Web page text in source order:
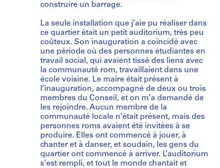
construire un barrage.
La seule installation que j’aie pu réaliser dans
ce quartier était un petit auditorium, très peu
coûteux. Son inauguration a coïncidé avec
une période où des personnes étudiantes en
travail social, qui avaient tissé des liens avec
la communauté rom, travaillaient dans une
école voisine. Le maire était présent à
l’inauguration, accompagné de deux ou trois
membres du Conseil, et on m’a demandé de
les rejoindre. Aucun membre de la
communauté locale n’était présent, mais des
personnes roms avaient été invitées à se
produire. Elles ont commencé à jouer, à
chanter et à danser, et soudain, les gens du
quartier ont commencé à arriver. L’auditorium
s’est rempli, et tout le monde chantait et